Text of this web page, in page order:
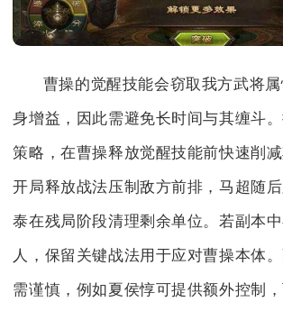
曹操的觉醒技能会窃取我方武将
身增益，因此需避免长时间与其缠斗
策略，在曹操释放觉醒技能前快速削
开局释放战法压制敌方前排，马超随
泰在残局阶段清理剩余单位。若副本
人，保留关键战法用于应对曹操本体
需谨慎，例如夏侯惇可提供额外控制